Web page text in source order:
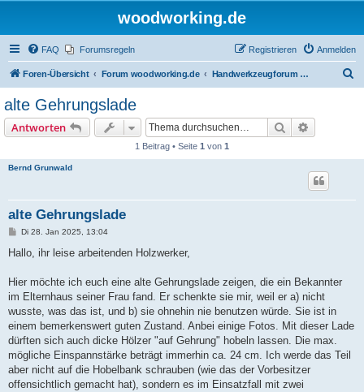
woodworking.de
FAQ Forumsregeln Anmelden
Registrieren
Foren-Übersicht Forum woodworking.de Handwerkzeugforum - das leise Forum
alte Gehrungslade
Antworten Suche
1 Beitrag • Seite 1 von 1
Bernd Grunwald
alte Gehrungslade
B
i
a
Di 28. Jan 2025, 13:04
Hallo, ihr leise arbeitenden Holzwerker,
Hier möchte ich euch eine alte Gehrungslade zeigen, die ein Bekannter
im Elternhaus seiner Frau fand. Er schenkte sie mir, weil er a) nicht
wusste, was das ist, und b) sie ohnehin nie benutzen würde. Sie ist in
einem bemerkenswert guten Zustand. Anbei einige Fotos. Mit dieser Lade
dürften sich auch dicke Hölzer "auf Gehrung" hobeln lassen. Die max.
mögliche Einspannstärke beträgt immerhin ca. 24 cm. Ich werde das Teil
aber nicht auf die Hobelbank schrauben (wie das der Vorbesitzer
offensichtlich gemacht hat), sondern es im Einsatzfall mit zwei